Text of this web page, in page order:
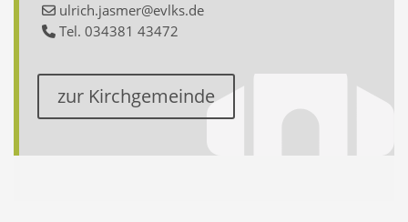
ulrich.jasmer@evlks.de
Tel. 034381 43472
zur Kirchgemeinde